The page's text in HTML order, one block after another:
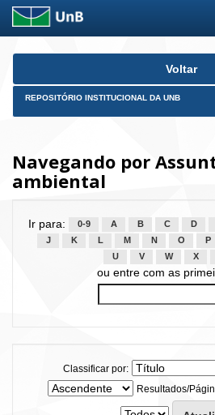
Skip
Voltar
REPOSITÓRIO INSTITUCIONAL DA UNB
Navegando por
ambiental
Ir para: 0-9 A B C D
J
K L M N O P
U
V W X
ou entre com as
Classificar por:
Resultados/